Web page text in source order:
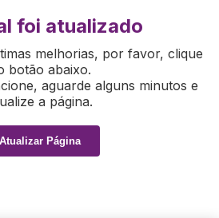
foi atualizado
melhorias, por favor, clique
botão abaixo.
aguarde alguns minutos e
a página.
Atualizar Página